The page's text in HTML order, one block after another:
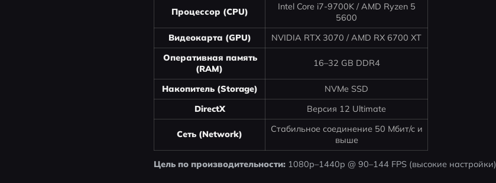
Процессор (CPU)
Intel Core i7-9700K / AMD Ryzen 5
5600
Видеокарта (GPU)
NVIDIA RTX 3070 / AMD RX 6700 XT
Оперативная память
(RAM)
16–32 GB DDR4
Накопитель (Storage)
NVMe SSD
DirectX
Версия 12 Ultimate
Сеть (Network)
Стабильное соединение 50 Мбит/с и
выше
Цель по производительности: 1080p–1440p @ 90–144 FPS (высокие настройки)